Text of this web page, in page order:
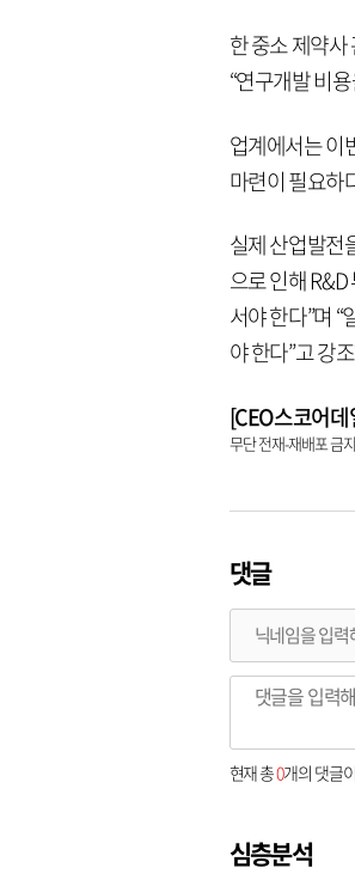
한 중소 제약
“연구개발 비
업계에서는 이
마련이 필요하
실제 산업발전
으로 인해
서야 한다”며
야 한다”고 강
[CEO스코어
무단 전재-재배포 금
댓글
현재 총0개의 댓글
심층분석